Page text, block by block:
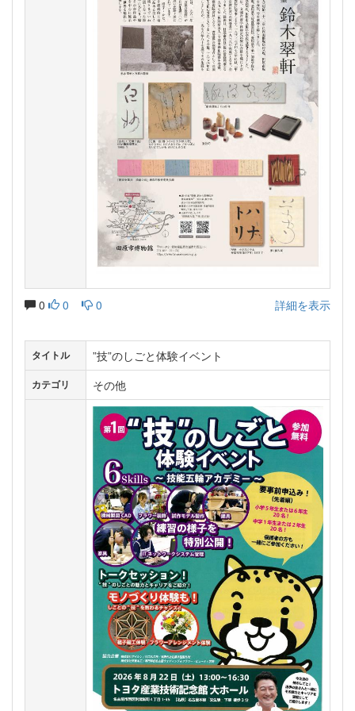
0 0 0 詳細を表示
タイトル ”技”のしごと体験イベント
カテゴリ その他